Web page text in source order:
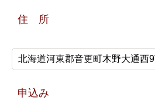
住 所
北海道河東郡音更町木野大通西
申込み